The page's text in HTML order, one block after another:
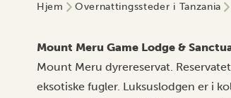
Hjem Overnattingssteder i Tanzania
Mount Meru Game Lodge &
Mount Meru dyrereservat.
eksotiske fugler. Luksuslodgen er i